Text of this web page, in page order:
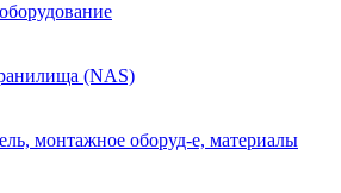
(NAS)
монтажное оборуд-е, материалы